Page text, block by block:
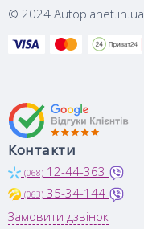
© 2024 Autoplanet.in.ua
Контакти
(068) 12-44-363
(063) 35-34-144
Замовити дзвінок